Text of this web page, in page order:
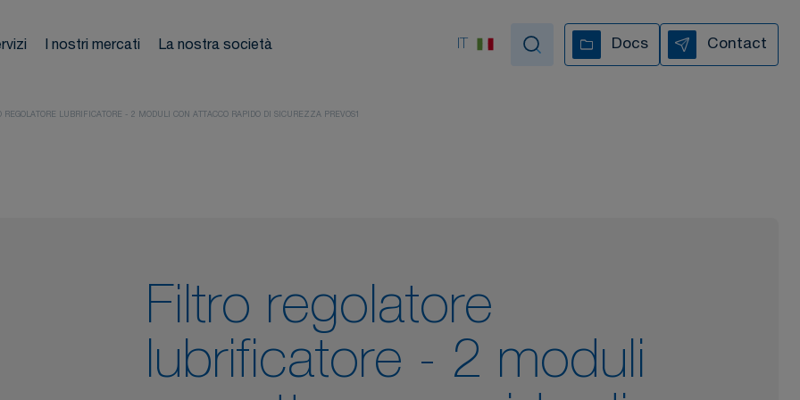
Ti supportiamo in ogni fase
I nostri mercati La nostra società IT Docs Contact
REGOLATORE LUBRIFICATORE - 2 MODULI CON ATTACCO RAPIDO DI SICUREZZA PREVOS1
Filtro regolatore
lubrificatore - 2 moduli